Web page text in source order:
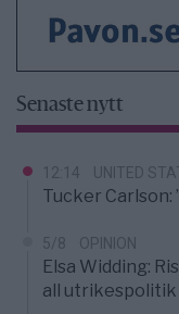
Senaste nytt
12:14 UNITED
Tucker Carlson:
5/8 OPINION
Elsa Widding:
all utrikespolitik